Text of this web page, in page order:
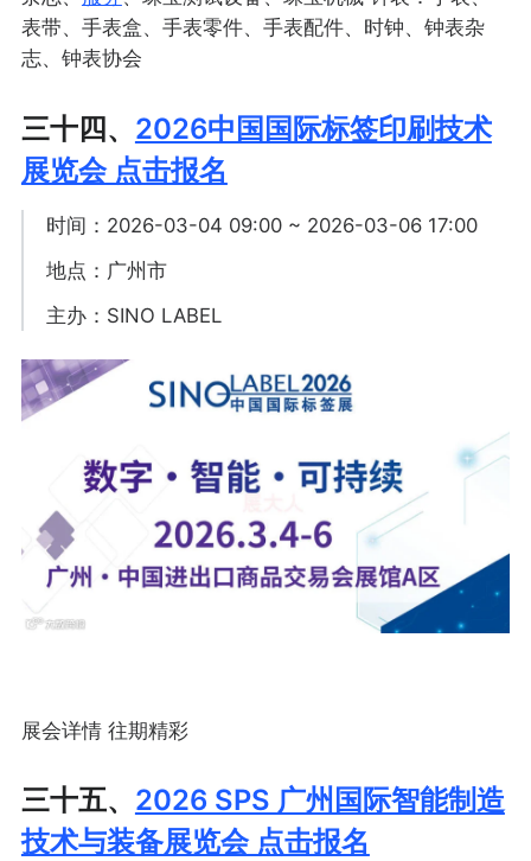
表带、手表盒、手表零件、手表配件、时钟、钟表杂
志、钟表协会
三十四、 2026中国国际标签印刷技术
展览会 点击报名
时间：2026-03-04 09:00 ~ 2026-03-06 17:00
地点：广州市
主办：SINO LABEL
展会详情 往期精彩
三十五、 2026 SPS 广州国际智能制造
技术与装备展览会 点击报名